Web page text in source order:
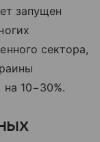
запущен
сектора,
10−30%.